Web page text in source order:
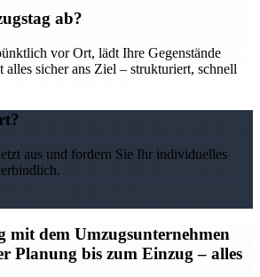
ab?
vor Ort, lädt Ihre Gegenstände
sicher ans Ziel – strukturiert, schnell
aus und fordern Sie Ihr individuelles
mit dem Umzugsunternehmen
Planung bis zum Einzug – alles